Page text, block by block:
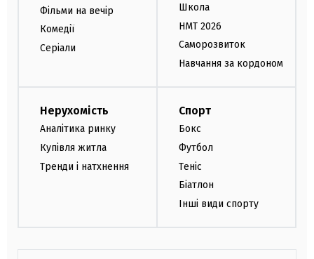
Фільми на вечір
Комедії
Серіали
Школа
НМТ 2026
Саморозвиток
Навчання за кордоном
Нерухомість
Аналітика ринку
Купівля житла
Тренди і натхнення
Спорт
Бокс
Футбол
Теніс
Біатлон
Інші види спорту